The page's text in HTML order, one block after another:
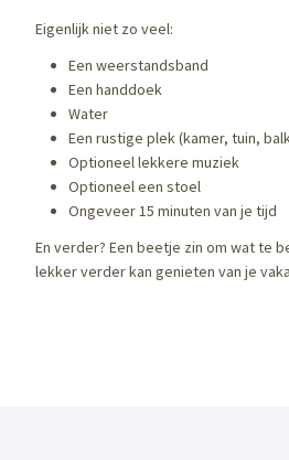
Eigenlijk niet zo veel:
Een weerstandsband
Een handdoek
Water
Een rustige plek (kamer, tuin,
Optioneel lekkere muziek
Optioneel een stoel
Ongeveer 15 minuten van je tijd
En verder? Een beetje zin om wat te
lekker verder kan genieten van je